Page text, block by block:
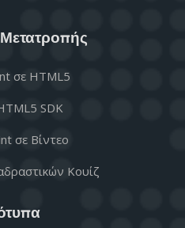
σε HTML5
SDK
σε Βίντεο
Κουίζ